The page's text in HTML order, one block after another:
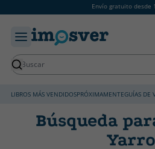
Envío gratuito desde
LIBROS MÁS VENDIDOSPRÓXIMAMENTEGUÍAS DE
Búsqueda